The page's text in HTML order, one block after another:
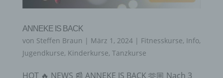
ANNEKE IS BACK
von Steffen Braun | März 1, 2024| Fitnesskurse, Info,
Jugendkurse, Kinderkurse, Tanzkurse
HOT 🔥 NEWS 📰 ANNEKE IS BACK 🫶🏼 Nach 3